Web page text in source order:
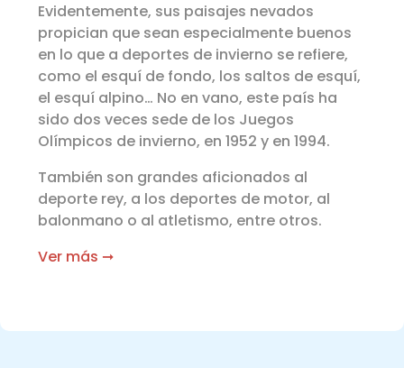
Evidentemente, sus paisajes nevados
propician que sean especialmente buenos
en lo que a deportes de invierno se refiere,
como el esquí de fondo, los saltos de esquí,
el esquí alpino… No en vano, este país ha
sido dos veces sede de los Juegos
Olímpicos de invierno, en 1952 y en 1994.
También son grandes aficionados al
deporte rey, a los deportes de motor, al
balonmano o al atletismo, entre otros.
Ver más ➞